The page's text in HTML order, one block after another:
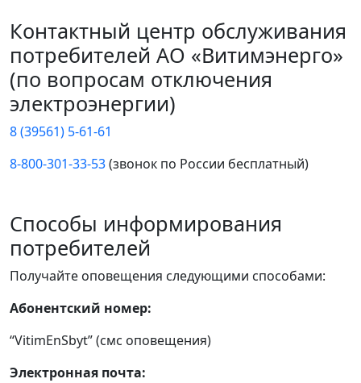
Контактный центр обслуживания
потребителей АО «Витимэнерго»
(по вопросам отключения
электроэнергии)
8 (39561) 5-61-61
8-800-301-33-53(звонок по России бесплатный)
Способы информирования
потребителей
Получайте оповещения следующими способами:
Абонентский номер:
“VitimEnSbyt” (смс оповещения)
Электронная почта: